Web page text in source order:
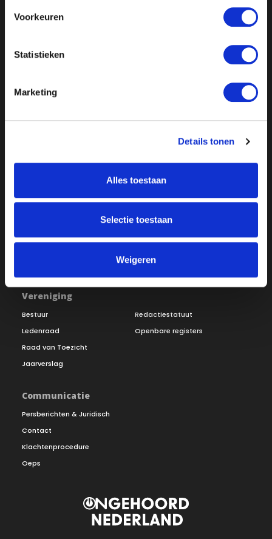
Voorkeuren
Statistieken
Marketing
Details tonen
Alles toestaan
Selectie toestaan
Weigeren
Over ON!
Steunbetuigingen
Vereniging
Bestuur
Ledenraad
Raad van Toezicht
Jaarverslag
Redactiestatuut
Openbare registers
Communicatie
Persberichten & Juridisch
Contact
Klachtenprocedure
Oeps